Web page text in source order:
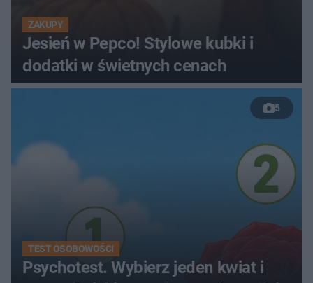
ZAKUPY
Jesień w Pepco! Stylowe kubki i
dodatki w świetnych cenach
5
TEST OSOBOWOŚCI
Psychotest. Wybierz jeden kwiat i